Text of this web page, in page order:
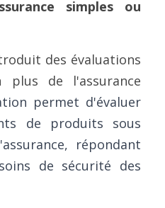
simples ou
des évaluations
plus de l'assurance
permet d'évaluer
de produits sous
répondant
de sécurité des